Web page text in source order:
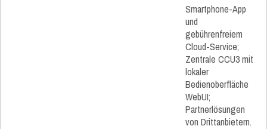
Smartphone-App
und
gebührenfreiem
Cloud-Service;
Zentrale CCU3 mit
lokaler
Bedienoberfläche
WebUI;
Partnerlösungen
von Drittanbietern.